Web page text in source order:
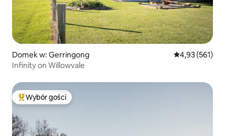
Domek w: Gerringong Średnia
4,93 (561)
Infinity on Willowvale
Najpopularniejsze z kategorii Wybór gości
Wybór gości